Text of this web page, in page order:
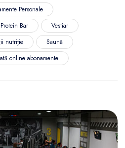
Personale
Protein Bar
Vestiar
nutriție
Saună
online abonamente